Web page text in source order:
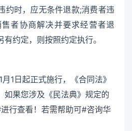
约时，应无条件退款;消费者违
者协商解决并要求经营者退
约定，则按照约定执行。
1日起正式施行，《合同法》
如果您涉及《民法典》规定的
行查看！若需帮助可#咨询华